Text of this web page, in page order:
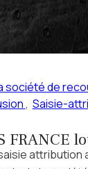
société de
, Saisie-
FRANCE
une saisie
attribution